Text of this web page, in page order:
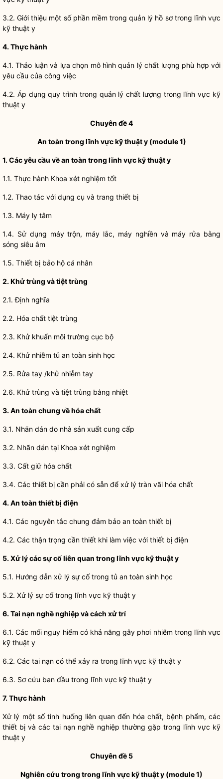
3.2. Giới thiệu một số phần mềm trong quản lý hồ sơ trong lĩnh vực
kỹ thuật y
4. Thực hành
4.1. Thảo luận và lựa chọn mô hình quản lý chất lượng phù hợp với
yêu cầu của công việc
4.2. Áp dụng quy trình trong quản lý chất lượng trong lĩnh vực kỹ
thuật y
Chuyên đề 4
An toàn trong lĩnh vực kỹ thuật y (module 1)
1. Các yêu cầu về an toàn trong lĩnh vực kỹ thuật y
1.1. Thực hành Khoa xét nghiệm tốt
1.2. Thao tác với dụng cụ và trang thiết bị
1.3. Máy ly tâm
1.4. Sử dụng máy trộn, máy lắc, máy nghiền và máy rửa bằng
sóng siêu âm
1.5. Thiết bị bảo hộ cá nhân
2. Khử trùng và tiệt trùng
2.1. Định nghĩa
2.2. Hóa chất tiệt trùng
2.3. Khử khuẩn môi trường cục bộ
2.4. Khử nhiễm tủ an toàn sinh học
2.5. Rửa tay /khử nhiễm tay
2.6. Khử trùng và tiệt trùng bằng nhiệt
3. An toàn chung về hóa chất
3.1. Nhãn dán do nhà sản xuất cung cấp
3.2. Nhãn dán tại Khoa xét nghiệm
3.3. Cất giữ hóa chất
3.4. Các thiết bị cần phải có sẵn để xử lý tràn vãi hóa chất
4. An toàn thiết bị điện
4.1. Các nguyên tắc chung đảm bảo an toàn thiết bị
4.2. Các thận trọng cần thiết khi làm việc với thiết bị điện
5. Xử lý các sự cố liên quan trong lĩnh vực kỹ thuật y
5.1. Hướng dẫn xử lý sự cố trong tủ an toàn sinh học
5.2. Xử lý sự cố trong lĩnh vực kỹ thuật y
6. Tai nạn nghề nghiệp và cách xử trí
6.1. Các mối nguy hiểm có khả năng gây phơi nhiễm trong lĩnh vực
kỹ thuật y
6.2. Các tai nạn có thể xảy ra trong lĩnh vực kỹ thuật y
6.3. Sơ cứu ban đầu trong lĩnh vực kỹ thuật y
7. Thực hành
Xử lý một số tình huống liên quan đến hóa chất, bệnh phẩm, các
thiết bị và các tai nạn nghề nghiệp thường gặp trong lĩnh vực kỹ
thuật y
Chuyên đề 5
Nghiên cứu trong trong lĩnh vực kỹ thuật y (module 1)